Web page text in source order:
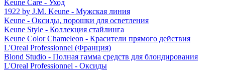
Keune Care - Уход
1922 by J.M. Keune - Мужская линия
Keune - Оксиды, порошки для осветления
Keune Style - Коллекция стайлинга
Keune Color Chameleon - Красители прямого действия
L'Oreal Professionnel (Франция)
Blond Studio - Полная гамма средств для блондирования
L'Oreal Professionnel - Оксиды